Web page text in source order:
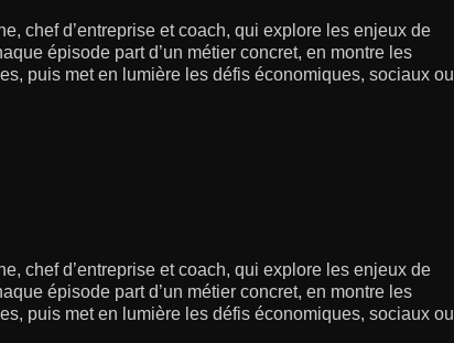
chef d’entreprise et coach, qui explore les enjeux de
épisode part d’un métier concret, en montre les
puis met en lumière les défis économiques, sociaux ou
chef d’entreprise et coach, qui explore les enjeux de
épisode part d’un métier concret, en montre les
puis met en lumière les défis économiques, sociaux ou